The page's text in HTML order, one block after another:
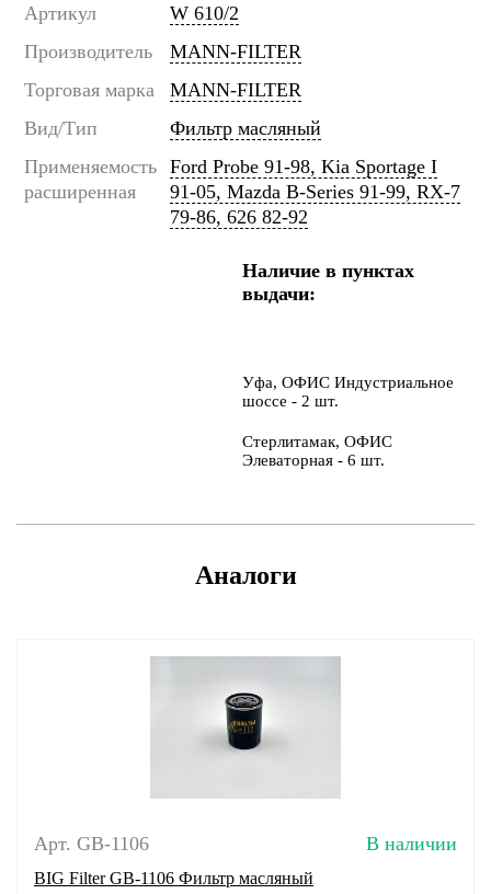
Артикул
W 610/2
Производитель
MANN-FILTER
Торговая марка
MANN-FILTER
Вид/Тип
Фильтр масляный
Применяемость
расширенная
Ford Probe 91-98, Kia Sportage I
91-05, Mazda B-Series 91-99, RX-7
79-86, 626 82-92
Наличие в пунктах
выдачи:
Уфа, ОФИС Индустриальное
шоссе - 2 шт.
Стерлитамак, ОФИС
Элеваторная - 6 шт.
Аналоги
Арт. GB-1106 В наличии
BIG Filter GB-1106 Фильтр масляный